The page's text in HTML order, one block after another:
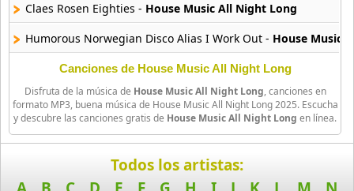
Hits S2
6 músicas online
House Music All Night Long
9 músicas online
Inna
68 músicas online
Claes Rosen Eighties - House Music All Night Long
Humorous Norwegian Disco Alias I Work Out - House Music
Canciones de House Music All Night Long
Disfruta de la música de House Music All Night Long, canciones en
formato MP3, buena música de House Music All Night Long 2025. Escucha
y descubre las canciones gratis de House Music All Night Long en línea.
Todos los artistas: